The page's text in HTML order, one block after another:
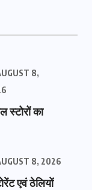
8,
स्टोरों का
8, 2026
एवं ठेलियों